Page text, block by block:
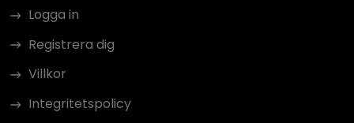
Logga in
Registrera dig
Villkor
Integritetspolicy